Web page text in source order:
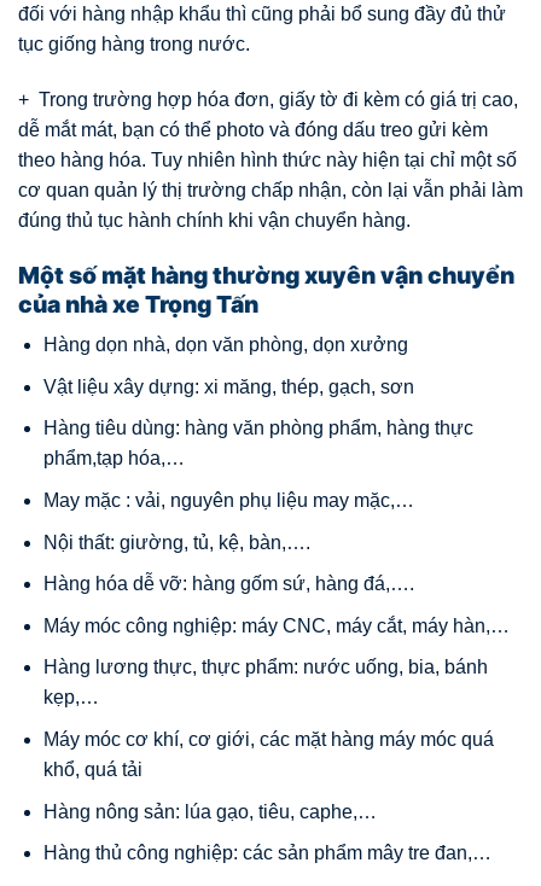
đối với hàng nhập khẩu thì cũng phải bổ sung đầy đủ thử
tục giống hàng trong nước.
+ Trong trường hợp hóa đơn, giấy tờ đi kèm có giá trị cao,
dễ mắt mát, bạn có thể photo và đóng dấu treo gửi kèm
theo hàng hóa. Tuy nhiên hình thức này hiện tại chỉ một số
cơ quan quản lý thị trường chấp nhận, còn lại vẫn phải làm
đúng thủ tục hành chính khi vận chuyển hàng.
Một số mặt hàng thường xuyên vận chuyển
của nhà xe Trọng Tấn
Hàng dọn nhà, dọn văn phòng, dọn xưởng
Vật liệu xây dựng: xi măng, thép, gạch, sơn
Hàng tiêu dùng: hàng văn phòng phẩm, hàng thực
phẩm,tạp hóa,…
May mặc : vải, nguyên phụ liệu may mặc,…
Nội thất: giường, tủ, kệ, bàn,….
Hàng hóa dễ vỡ: hàng gốm sứ, hàng đá,….
Máy móc công nghiệp: máy CNC, máy cắt, máy hàn,…
Hàng lương thực, thực phẩm: nước uống, bia, bánh
kẹp,…
Máy móc cơ khí, cơ giới, các mặt hàng máy móc quá
khổ, quá tải
Hàng nông sản: lúa gạo, tiêu, caphe,…
Hàng thủ công nghiệp: các sản phẩm mây tre đan,…